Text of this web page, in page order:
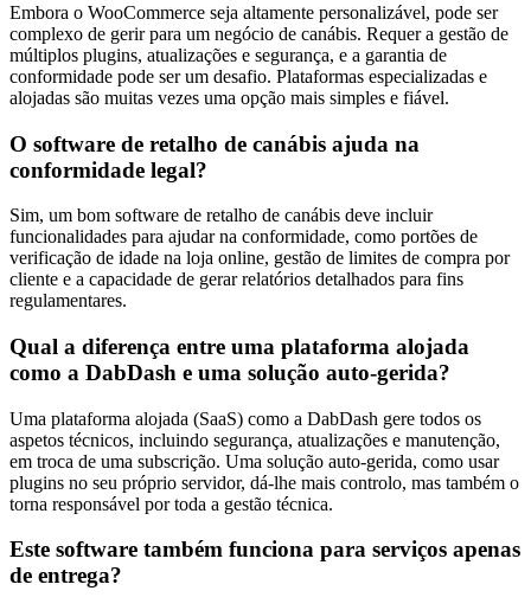
Embora o WooCommerce seja altamente personalizável, pode ser
complexo de gerir para um negócio de canábis. Requer a gestão de
múltiplos plugins, atualizações e segurança, e a garantia de
conformidade pode ser um desafio. Plataformas especializadas e
alojadas são muitas vezes uma opção mais simples e fiável.
O software de retalho de canábis ajuda na
conformidade legal?
Sim, um bom software de retalho de canábis deve incluir
funcionalidades para ajudar na conformidade, como portões de
verificação de idade na loja online, gestão de limites de compra por
cliente e a capacidade de gerar relatórios detalhados para fins
regulamentares.
Qual a diferença entre uma plataforma alojada
como a DabDash e uma solução auto-gerida?
Uma plataforma alojada (SaaS) como a DabDash gere todos os
aspetos técnicos, incluindo segurança, atualizações e manutenção,
em troca de uma subscrição. Uma solução auto-gerida, como usar
plugins no seu próprio servidor, dá-lhe mais controlo, mas também o
torna responsável por toda a gestão técnica.
Este software também funciona para serviços apenas
de entrega?